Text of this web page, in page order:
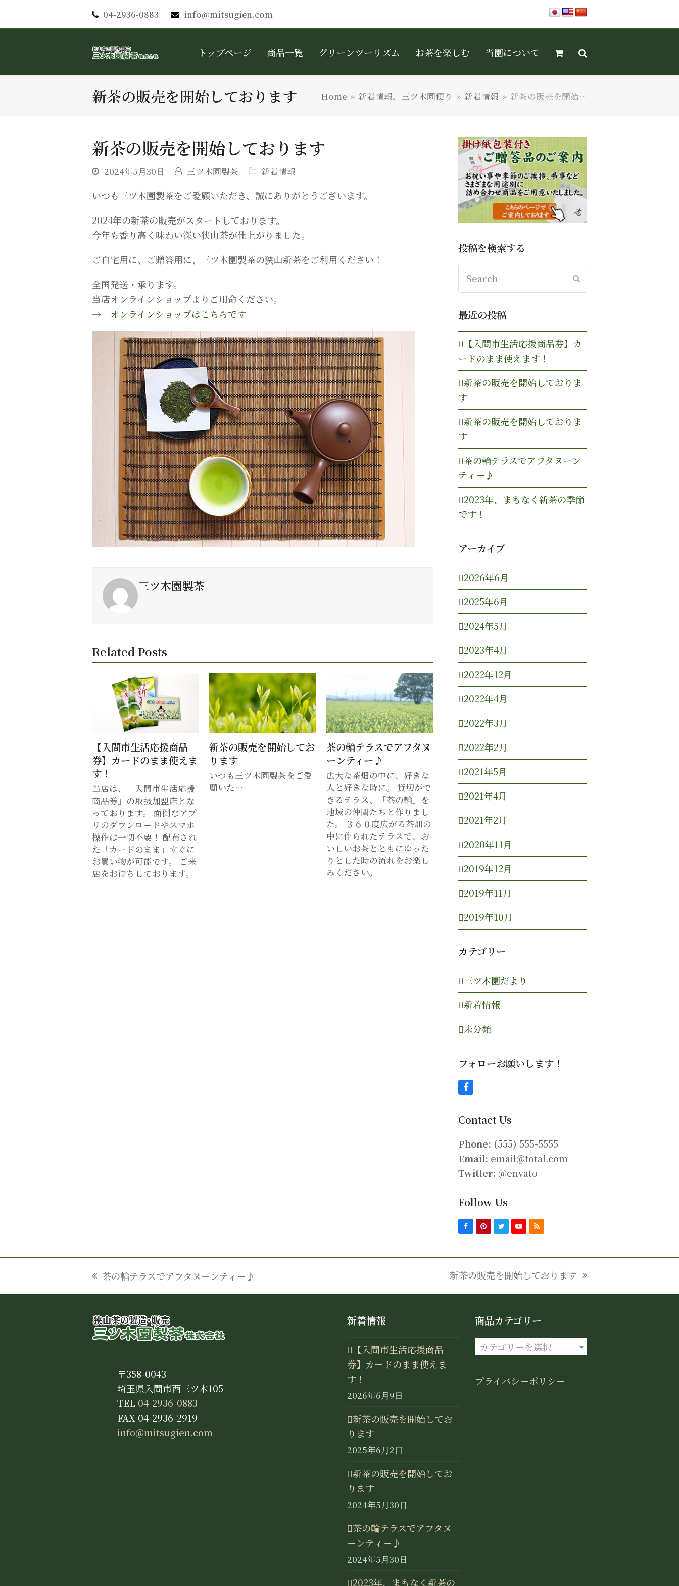
04-2936-0883 info@mitsugien.com
トップページ 商品一覧 グリーンツーリズム お茶を楽しむ 当園について
新茶の販売を開始しております Home » 新着情報、三ツ木園便り » 新着情報 » 新茶の販売を開始…
新茶の販売を開始しております
2024年5月30日 三ツ木園製茶 新着情報
いつも三ツ木園製茶をご愛顧いただき、誠にありがとうございます。
2024年の新茶の販売がスタートしております。
今年も香り高く味わい深い狭山茶が仕上がりました。
ご自宅用に、ご贈答用に、三ツ木園製茶の狭山新茶をご利用ください！
全国発送・承ります。
当店オンラインショップよりご用命ください。
→ オンラインショップはこちらです
三ツ木園製茶
Related Posts
【入間市生活応援商品
券】カードのまま使えま
す！
当店は、「入間市生活応援
商品券」の取扱加盟店とな
っております。 面倒なアプ
リのダウンロードやスマホ
操作は一切不要！ 配布され
た「カードのまま」すぐに
お買い物が可能です。 ご来
店をお待ちしております。
新茶の販売を開始してお
ります
いつも三ツ木園製茶をご愛
顧いた…
茶の輪テラスでアフタヌ
ーンティー♪
広大な茶畑の中に、好きな
人と好きな時に。 貸切がで
きるテラス、「茶の輪」を
地域の仲間たちと作りまし
た。 ３６０度広がる茶畑の
中に作られたテラスで、お
いしいお茶とともにゆった
りとした時の流れをお楽し
みください。
投稿を検索する
最近の投稿
【入間市生活応援商品券】カ
ードのまま使えます！
新茶の販売を開始しておりま
す
新茶の販売を開始しておりま
す
茶の輪テラスでアフタヌーン
ティー♪
2023年、まもなく新茶の季節
です！
アーカイブ
2026年6月
2025年6月
2024年5月
2023年4月
2022年12月
2022年4月
2022年3月
2022年2月
2021年5月
2021年4月
2021年2月
2020年11月
2019年12月
2019年11月
2019年10月
カテゴリー
三ツ木園だより
新着情報
未分類
フォローお願いします！
F
e
o
o
k
Contact Us
Phone: (555) 555-5555
Email: email@total.com
Twitter: @envato
Follow Us
F
a
b
o
k
P
i
e
e
s
T
w
t
r
Y
o
u
e
R
S
previous
post:
茶の輪テラスでアフタヌーンティー♪
next
post:
新茶の販売を開始しております
〒358-0043
埼玉県入間市西三ツ木105
TEL 04-2936-0883
FAX 04-2936-2919
info@mitsugien.com
新着情報
【入間市生活応援商品
券】カードのまま使えま
す！
2026年6月9日
新茶の販売を開始してお
ります
2025年6月2日
新茶の販売を開始してお
ります
2024年5月30日
茶の輪テラスでアフタヌ
ーンティー♪
2024年5月30日
2023年、まもなく新茶の
商品カテゴリー
カテゴリーを選択
プライバシーポリシー